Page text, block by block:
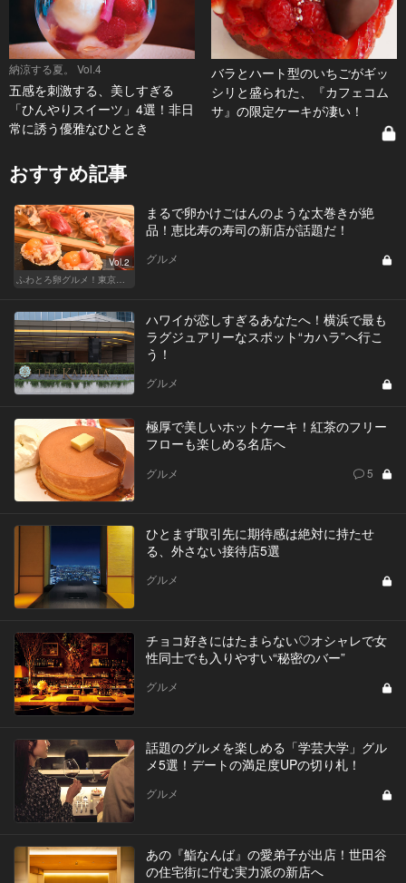
納涼する夏。 Vol.4
五感を刺激する、美しすぎる
「ひんやりスイーツ」4選！非日
常に誘う優雅なひととき
バラとハート型のいちごがギッ
シリと盛られた、『カフェコム
サ』の限定ケーキが凄い！
おすすめ記事
Vol.2
ふわとろ卵グルメ！東京で外せない人気店
まるで卵かけごはんのような太巻きが絶
品！恵比寿の寿司の新店が話題だ！
グルメ
ハワイが恋しすぎるあなたへ！横浜で最も
ラグジュアリーなスポット“カハラ”へ行こ
う！
グルメ
極厚で美しいホットケーキ！紅茶のフリー
フローも楽しめる名店へ
グルメ 5
ひとまず取引先に期待感は絶対に持たせ
る、外さない接待店5選
グルメ
チョコ好きにはたまらない♡オシャレで女
性同士でも入りやすい“秘密のバー”
グルメ
話題のグルメを楽しめる「学芸大学」グル
メ5選！デートの満足度UPの切り札！
グルメ
あの『鮨なんば』の愛弟子が出店！世田谷
の住宅街に佇む実力派の新店へ